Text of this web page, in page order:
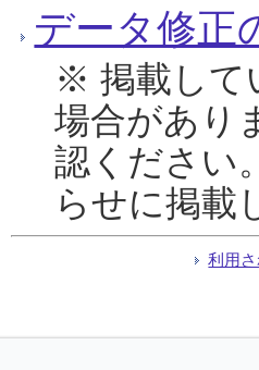
データ修正
※ 掲載して
場合があり
認ください
らせに掲載
利用